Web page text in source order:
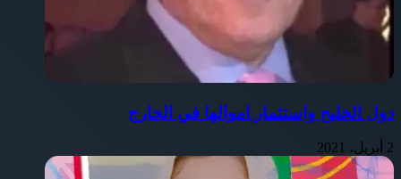
دول الخليح واستثمار اموالها في الخارج
2 أبريل، 2021